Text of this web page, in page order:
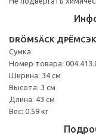
DRÖMSÄCK
Сумка
Номер товара:
Ширина: 34 см
Высота: 3 см
Длина: 43 см
Вес: 0.59 кг